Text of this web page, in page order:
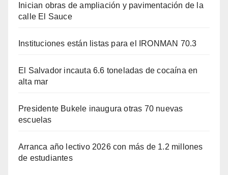
Inician obras de ampliación y pavimentación de la
calle El Sauce
Instituciones están listas para el IRONMAN 70.3
El Salvador incauta 6.6 toneladas de cocaína en
alta mar
Presidente Bukele inaugura otras 70 nuevas
escuelas
Arranca año lectivo 2026 con más de 1.2 millones
de estudiantes